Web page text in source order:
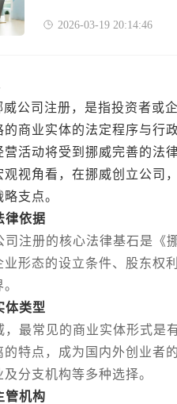
2026-03-19 20:14:46
司注册，是指投资者或企
的商业实体的法定程序与行
营活动将受到挪威完善的法
观视角看，在挪威创立公司
支点。
律依据
册的核心法律基石是《挪
业形态的设立条件、股东权
体类型
常见的商业实体形式是有
的特点，成为国内外创业者
分支机构等多种选择。
管机构